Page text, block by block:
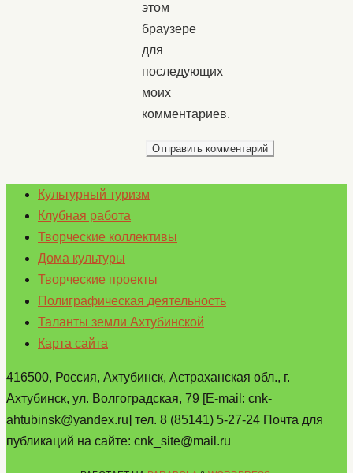
этом
браузере
для
последующих
моих
комментариев.
Культурный туризм
Клубная работа
Творческие коллективы
Дома культуры
Творческие проекты
Полиграфическая деятельность
Таланты земли Ахтубинской
Карта сайта
416500, Россия, Ахтубинск, Астраханская обл., г.
Ахтубинск, ул. Волгоградская, 79 [E-mail: cnk-
ahtubinsk@yandex.ru] тел. 8 (85141) 5-27-24 Почта для
публикаций на сайте: cnk_site@mail.ru